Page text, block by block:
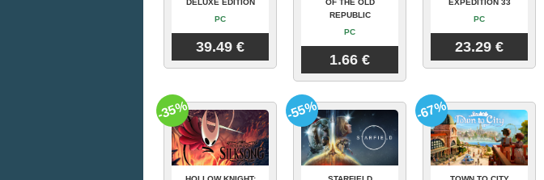
PC
39.49 €
REPUBLIC
PC
1.66 €
PC
23.29 €
-35% -55% -67%